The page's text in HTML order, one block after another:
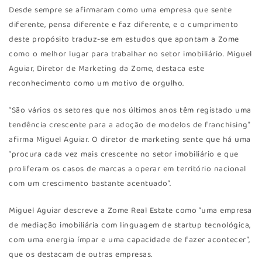
Desde sempre se afirmaram como uma empresa que sente
diferente, pensa diferente e faz diferente, e o cumprimento
deste propósito traduz-se em estudos que apontam a Zome
como o melhor lugar para trabalhar no setor imobiliário. Miguel
Aguiar, Diretor de Marketing da Zome, destaca este
reconhecimento como um motivo de orgulho.
“São vários os setores que nos últimos anos têm registado uma
tendência crescente para a adoção de modelos de franchising”
afirma Miguel Aguiar. O diretor de marketing sente que há uma
“procura cada vez mais crescente no setor imobiliário e que
proliferam os casos de marcas a operar em território nacional
com um crescimento bastante acentuado”.
Miguel Aguiar descreve a Zome Real Estate como “uma empresa
de mediação imobiliária com linguagem de startup tecnológica,
com uma energia ímpar e uma capacidade de fazer acontecer”,
que os destacam de outras empresas.